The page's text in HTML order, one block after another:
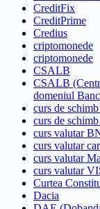
CreditFix
CreditPrime
Credius
criptomonede
criptomonede
CSALB
CSALB
domeniul
curs de
curs de
curs valutar
curs valutar
curs valutar
curs valutar
Curtea
Dacia